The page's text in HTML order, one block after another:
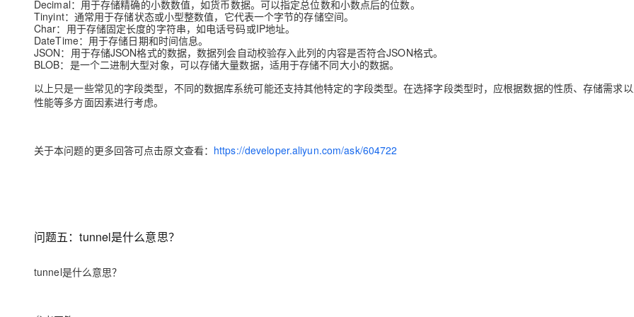
Decimal：用于存储精确的小数数值，如货币数据。可以指定总位数和小数点后的位数。
Tinyint：通常用于存储状态或小型整数值，它代表一个字节的存储空间。
Char：用于存储固定长度的字符串，如电话号码或IP地址。
DateTime：用于存储日期和时间信息。
JSON：用于存储JSON格式的数据，数据列会自动校验存入此列的内容是否符合JSON格式。
BLOB：是一个二进制大型对象，可以存储大量数据，适用于存储不同大小的数据。
以上只是一些常见的字段类型，不同的数据库系统可能还支持其他特定的字段类型。在选择字段类型时，应根据数据的性质、存储需求
性能等多方面因素进行考虑。
关于本问题的更多回答可点击原文查看： https://developer.aliyun.com/ask/604722
问题五：tunnel是什么意思？
tunnel是什么意思？